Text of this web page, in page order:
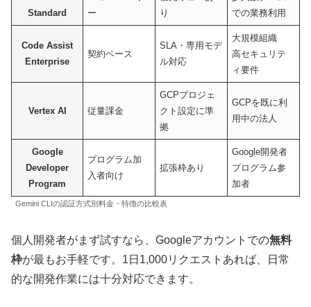
Standard
ー
り
での業務利用
Code Assist
Enterprise
契約ベース
SLA・専用モデ
ル対応
大規模組織
高セキュリテ
ィ要件
Vertex AI 従量課金
GCPプロジェ
クト設定に準
拠
GCPを既に利
用中の法人
Google
Developer
Program
プログラム加
入者向け
拡張枠あり
Google開発者
プログラム参
加者
Gemini CLIの認証方式別料金・特徴の比較表
個人開発者がまず試すなら、Googleアカウントでの無料
枠が最もお手軽です。1日1,000リクエストあれば、日常
的な開発作業には十分対応できます。